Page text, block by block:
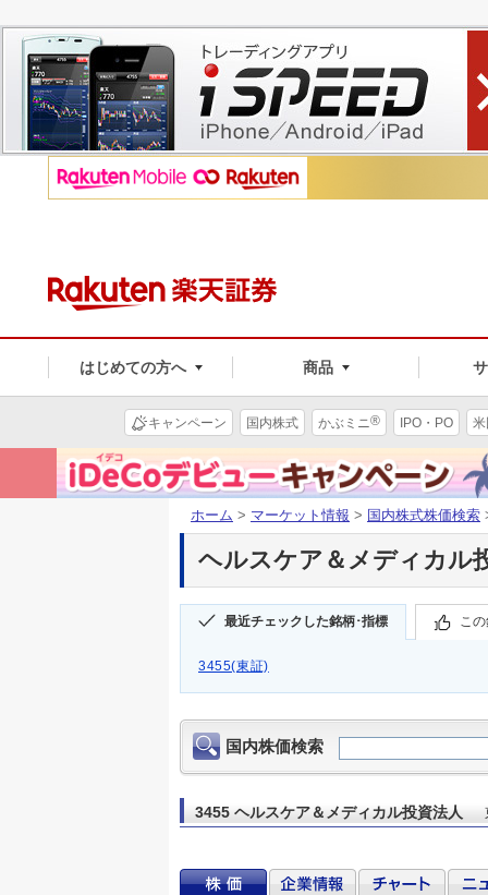
はじめての方へ 商品
キャンペーン 国内株式 かぶミニ® IPO・PO
ホーム > マーケット情報 > 国内株式株価検索
ヘルスケア＆メディカル
最近チェックした銘柄･指標 こ
3455(東証)